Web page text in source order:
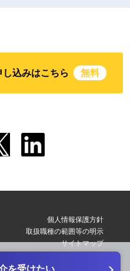
込みはこちら 無料
個人情報保護方針
取扱職種の範囲等の明示
サイトマップ
お問い合わせ
を受けたい